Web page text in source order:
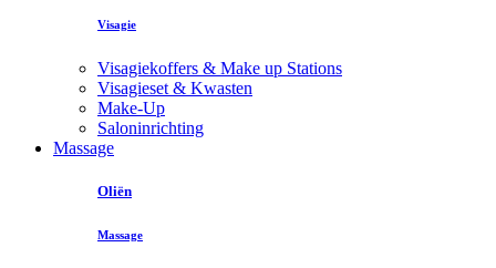
Visagie
Visagiekoffers & Make up Stations
Visagieset & Kwasten
Make-Up
Saloninrichting
Massage
Oliën
Massage